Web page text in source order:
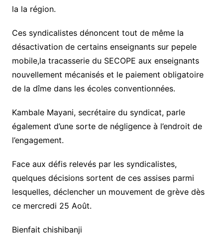
la la région.
Ces syndicalistes dénoncent tout de même la
désactivation de certains enseignants sur pepele
mobile,la tracasserie du SECOPE aux enseignants
nouvellement mécanisés et le paiement obligatoire
de la dîme dans les écoles conventionnées.
Kambale Mayani, secrétaire du syndicat, parle
également d’une sorte de négligence à l’endroit de
l’engagement.
Face aux défis relevés par les syndicalistes,
quelques décisions sortent de ces assises parmi
lesquelles, déclencher un mouvement de grève dès
ce mercredi 25 Août.
Bienfait chishibanji